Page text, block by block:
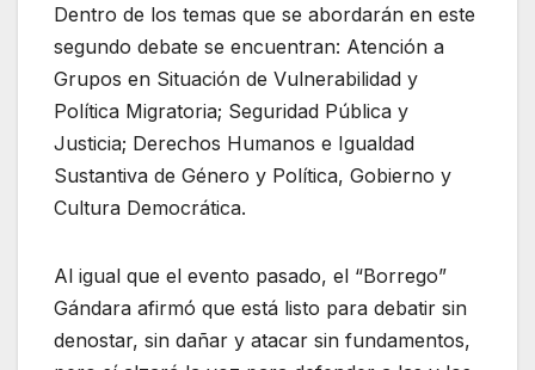
Dentro de los temas que se abordarán en este
segundo debate se encuentran: Atención a
Grupos en Situación de Vulnerabilidad y
Política Migratoria; Seguridad Pública y
Justicia; Derechos Humanos e Igualdad
Sustantiva de Género y Política, Gobierno y
Cultura Democrática.
Al igual que el evento pasado, el “Borrego”
Gándara afirmó que está listo para debatir sin
denostar, sin dañar y atacar sin fundamentos,